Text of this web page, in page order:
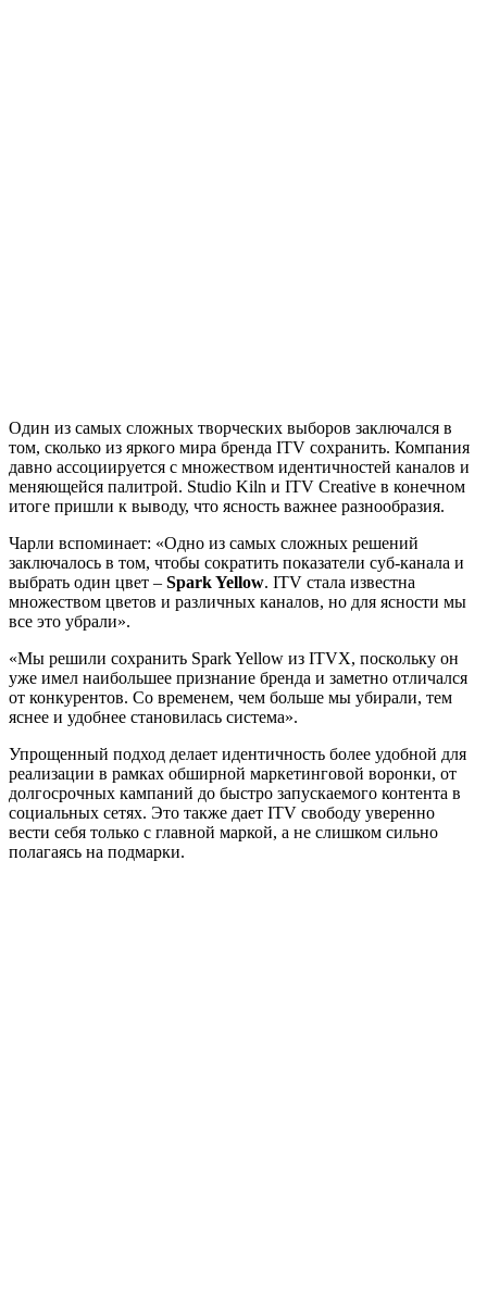
Один из самых сложных творческих выборов заключался в
том, сколько из яркого мира бренда ITV сохранить. Компания
давно ассоциируется с множеством идентичностей каналов и
меняющейся палитрой. Studio Kiln и ITV Creative в конечном
итоге пришли к выводу, что ясность важнее разнообразия.
Чарли вспоминает: «Одно из самых сложных решений
заключалось в том, чтобы сократить показатели суб-канала и
выбрать один цвет – Spark Yellow. ITV стала известна
множеством цветов и различных каналов, но для ясности мы
все это убрали».
«Мы решили сохранить Spark Yellow из ITVX, поскольку он
уже имел наибольшее признание бренда и заметно отличался
от конкурентов. Со временем, чем больше мы убирали, тем
яснее и удобнее становилась система».
Упрощенный подход делает идентичность более удобной для
реализации в рамках обширной маркетинговой воронки, от
долгосрочных кампаний до быстро запускаемого контента в
социальных сетях. Это также дает ITV свободу уверенно
вести себя только с главной маркой, а не слишком сильно
полагаясь на подмарки.